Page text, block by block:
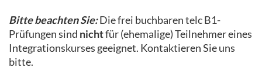
Bitte beachten Sie:Die frei buchbaren telc B1-
Prüfungen sind nichtfür (ehemalige) Teilnehmer eines
Integrationskurses geeignet. Kontaktieren Sie uns
bitte.